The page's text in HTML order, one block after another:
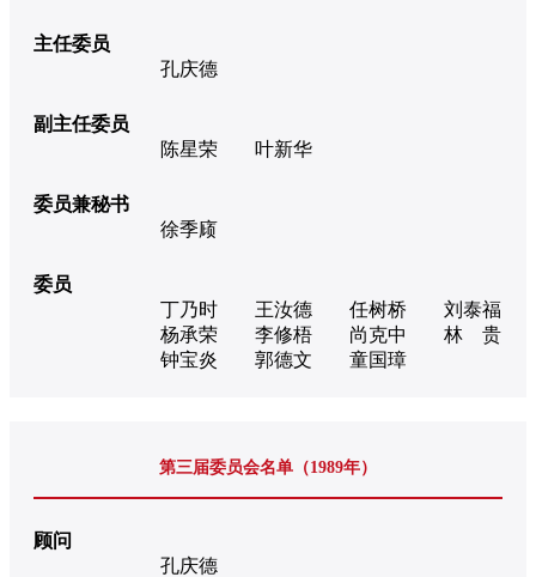
主任委员
孔庆德
副主任委员
陈星荣
叶新华
委员兼秘书
徐季庼
委员
丁乃时
王汝德 任树桥
刘泰福
杨承荣
李修梧 尚克中
林 贵
钟宝炎
郭德文 童国璋
第三届委员会名单（1989年）
顾问
孔庆德